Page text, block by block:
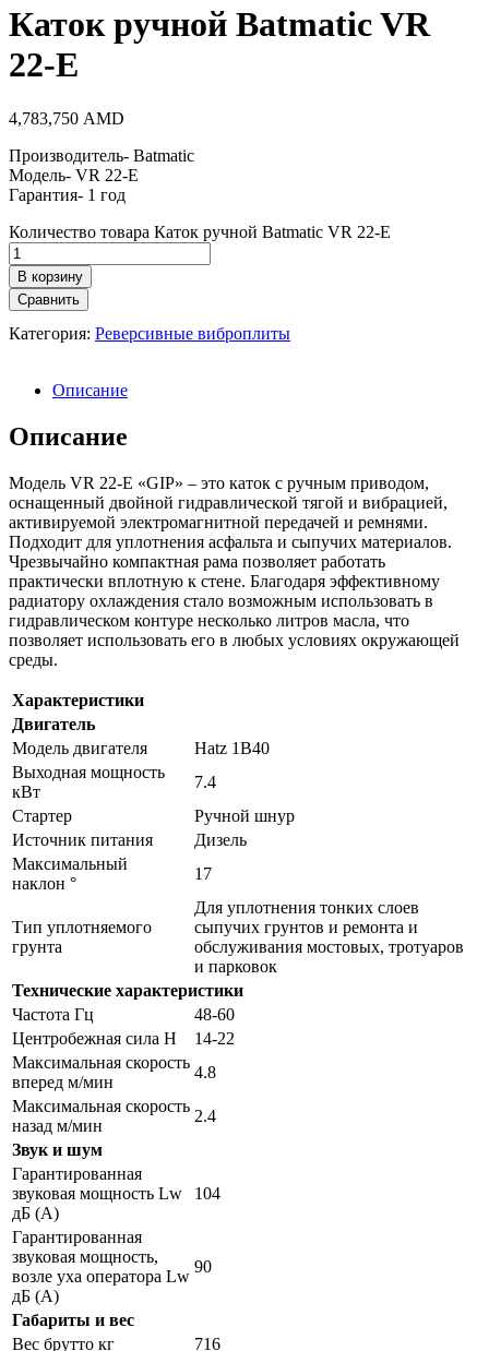
Каток ручной Batmatic VR
22-E
4,783,750 AMD
Производитель- Batmatic
Модель- VR 22-E
Гарантия- 1 год
Количество товара Каток ручной Batmatic VR 22-E
В корзину
Сравнить
Категория: Реверсивные виброплиты
Описание
Описание
Модель VR 22-E «GIP» – это каток с ручным приводом,
оснащенный двойной гидравлической тягой и вибрацией,
активируемой электромагнитной передачей и ремнями.
Подходит для уплотнения асфальта и сыпучих материалов.
Чрезвычайно компактная рама позволяет работать
практически вплотную к стене. Благодаря эффективному
радиатору охлаждения стало возможным использовать в
гидравлическом контуре несколько литров масла, что
позволяет использовать его в любых условиях окружающей
среды.
Характеристики
Двигатель
Модель двигателя
Hatz 1B40
Выходная мощность
кВт
7.4
Стартер
Ручной шнур
Источник питания
Дизель
Максимальный
наклон °
17
Тип уплотняемого
грунта
Для уплотнения тонких слоев
сыпучих грунтов и ремонта и
обслуживания мостовых, тротуаров
и парковок
Технические характеристики
Частота Гц
48-60
Центробежная сила Н
14-22
Максимальная скорость
вперед м/мин
4.8
Максимальная скорость
назад м/мин
2.4
Звук и шум
Гарантированная
звуковая мощность Lw
дБ (А)
104
Гарантированная
звуковая мощность,
возле уха оператора Lw
дБ (А)
90
Габариты и вес
Вес брутто кг
716